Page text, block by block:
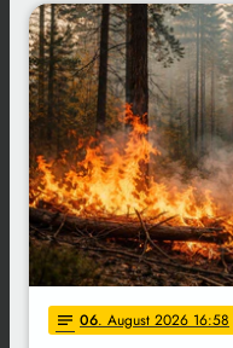
notes 06. August 2026 16:58